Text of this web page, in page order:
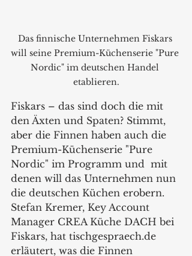
Das finnische Unternehmen Fiskars
will seine Premium-Küchenserie "Pure
Nordic" im deutschen Handel
etablieren.
Fiskars – das sind doch die mit
den Äxten und Spaten? Stimmt,
aber die Finnen haben auch die
Premium-Küchenserie "Pure
Nordic" im Programm und  mit
denen will das Unternehmen nun
die deutschen Küchen erobern.
Stefan Kremer, Key Account
Manager CREA Küche DACH bei
Fiskars, hat tischgespraech.de
erläutert, was die Finnen